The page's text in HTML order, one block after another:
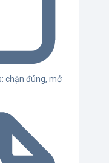
chặn đúng, mở